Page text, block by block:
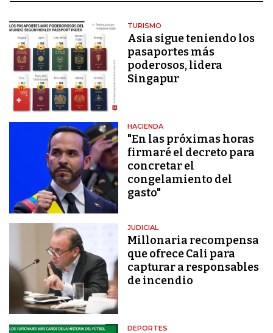
TURISMO
Asia sigue teniendo los
pasaportes más
poderosos, lidera
Singapur
HACIENDA
"En las próximas horas
firmaré el decreto para
concretar el
congelamiento del
gasto"
JUDICIAL
Millonaria recompensa
que ofrece Cali para
capturar a responsables
de incendio
DEPORTES